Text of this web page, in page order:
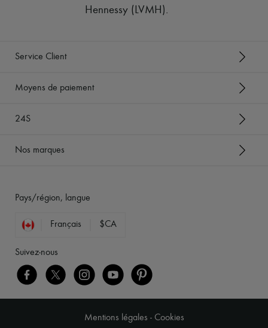
Hennessy (LVMH).
Service Client
Moyens de paiement
24S
Nos marques
Pays/région, langue
Français $CA
Suivez-nous
Mentions légales - Cookies